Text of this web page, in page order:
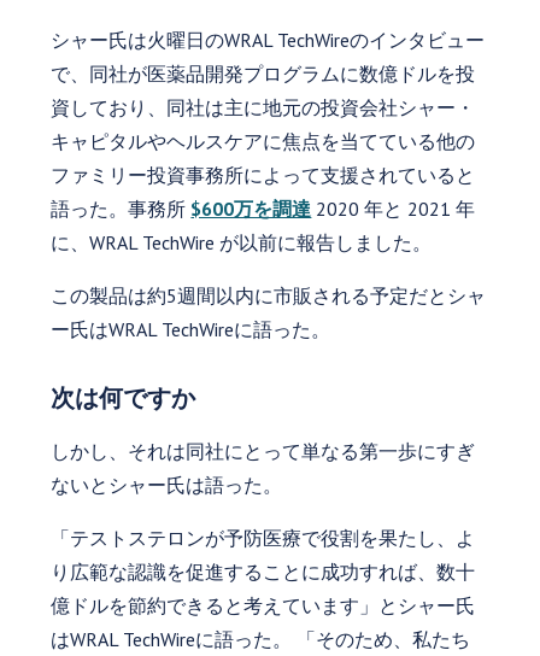
シャー氏は火曜日のWRAL TechWireのインタビュー
で、同社が医薬品開発プログラムに数億ドルを投
資しており、同社は主に地元の投資会社シャー・
キャピタルやヘルスケアに焦点を当てている他の
ファミリー投資事務所によって支援されていると
語った。事務所 $600万を調達 2020 年と 2021 年
に、WRAL TechWire が以前に報告しました。
この製品は約5週間以内に市販される予定だとシャ
ー氏はWRAL TechWireに語った。
次は何ですか
しかし、それは同社にとって単なる第一歩にすぎ
ないとシャー氏は語った。
「テストステロンが予防医療で役割を果たし、よ
り広範な認識を促進することに成功すれば、数十
億ドルを節約できると考えています」とシャー氏
はWRAL TechWireに語った。 「そのため、私たち